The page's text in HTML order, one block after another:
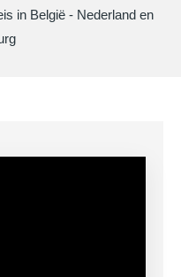
in België - Nederland en